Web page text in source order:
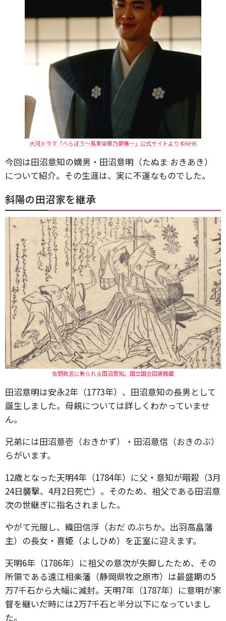
大河ドラマ「べらぼう～蔦重栄華乃夢噺～」公式サイトより ©️NHK
今回は田沼意知の嫡男・田沼意明（たぬま おきあき）
について紹介。その生涯は、実に不運なものでした。
斜陽の田沼家を継承
佐野政言に斬られる田沼意知。国立国会図書館蔵
田沼意明は安永2年（1773年）、田沼意知の長男として
誕生しました。母親については詳しくわかっていませ
ん。
兄弟には田沼意壱（おきかず）・田沼意信（おきのぶ）
らがいます。
12歳となった天明4年（1784年）に父・意知が暗殺（3月
24日襲撃、4月2日死亡）。そのため、祖父である田沼意
次の世継ぎに指名されました。
やがて元服し、織田信浮（おだ のぶちか。出羽高畠藩
主）の長女・喜姫（よしひめ）を正室に迎えます。
天明6年（1786年）に祖父の意次が失脚したため、その
所領である遠江相楽藩（静岡県牧之原市）は最盛期の5
万7千石から大幅に減封。天明7年（1787年）に意明が家
督を継いだ時には2万7千石と半分以下になっていまし
た。